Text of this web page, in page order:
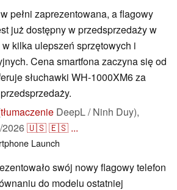
pełni zaprezentowana, a flagowy
już dostępny w przedsprzedaży w
kilka ulepszeń sprzętowych i
Cena smartfona zaczyna się od
słuchawki WH-1000XM6 za
tłumaczenie DeepL / Ninh Duy),
2026🇺🇸🇪🇸 ...
Launch
swój nowy flagowy telefon
do modelu ostatniej